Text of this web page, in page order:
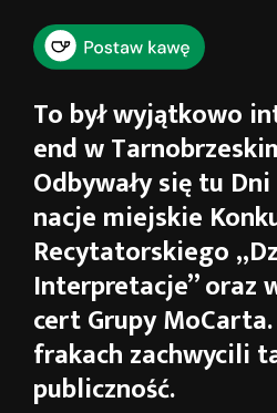
To był wyjąt­kowo
end w
Odbywały się tu
na­cje miej­skie
Recytatorskiego
Interpretacje” oraz
cert Grupy
fra­kach zachwy­cili
publicz­ność.